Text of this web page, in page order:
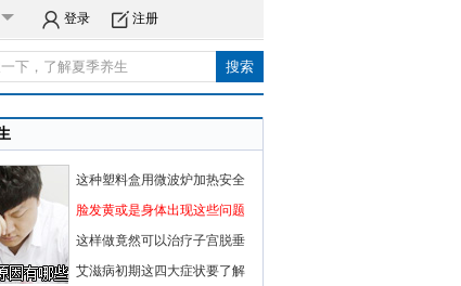
登录 注册
这种塑料盒用微波炉加热安全
脸发黄或是身体出现这些问题
这样做竟然可以治疗子宫脱垂
艾滋病初期这四大症状要了解